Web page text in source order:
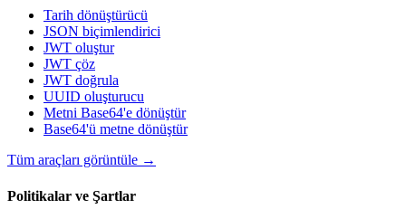
Tarih dönüştürücü
JSON biçimlendirici
JWT oluştur
JWT çöz
JWT doğrula
UUID oluşturucu
Metni Base64'e dönüştür
Base64'ü metne dönüştür
Tüm araçları görüntüle →
Politikalar ve Şartlar